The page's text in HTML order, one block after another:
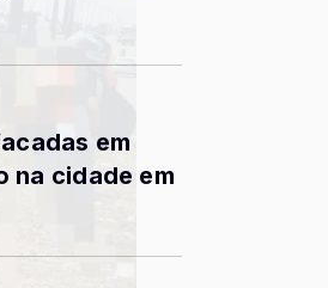
em
na cidade em